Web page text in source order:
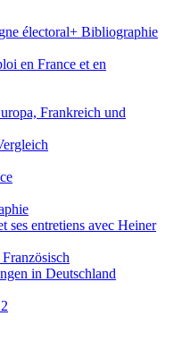
électoral+ Bibliographie
en France et en
Frankreich und
ses entretiens avec Heiner
in Deutschland